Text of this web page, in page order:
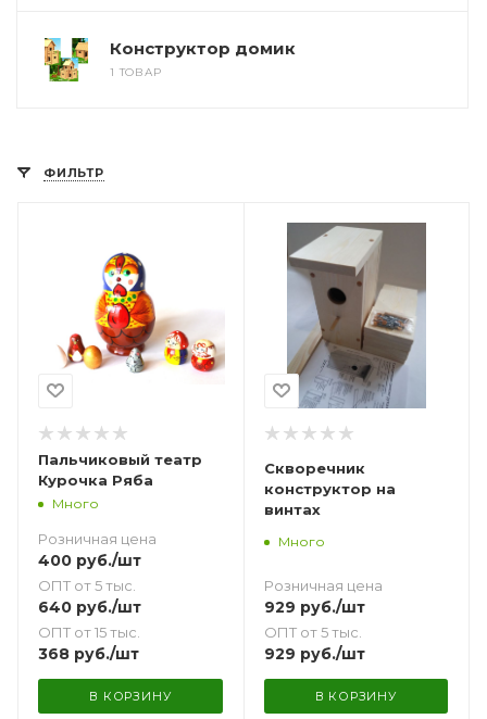
Конструктор домик
1 ТОВАР
ФИЛЬТР
Пальчиковый театр
Курочка Ряба
Много
Розничная цена
400 руб./шт
ОПТ от 5 тыс.
640 руб./шт
ОПТ от 15 тыс.
368 руб./шт
В КОРЗИНУ
Скворечник
конструктор на
винтах
Много
Розничная цена
929 руб./шт
ОПТ от 5 тыс.
929 руб./шт
В КОРЗИНУ